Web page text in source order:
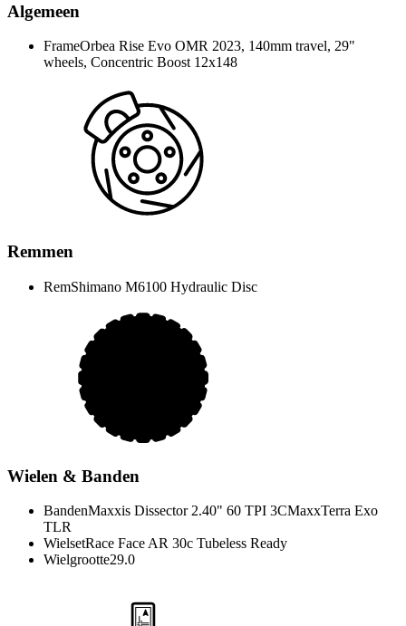
Algemeen
FrameOrbea Rise Evo OMR 2023, 140mm travel, 29"
wheels, Concentric Boost 12x148
Remmen
RemShimano M6100 Hydraulic Disc
Wielen & Banden
BandenMaxxis Dissector 2.40" 60 TPI 3CMaxxTerra Exo
TLR
WielsetRace Face AR 30c Tubeless Ready
Wielgrootte29.0